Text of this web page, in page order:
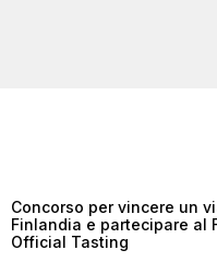
Concorso per vincere un
Finlandia e partecipare al
Official Tasting